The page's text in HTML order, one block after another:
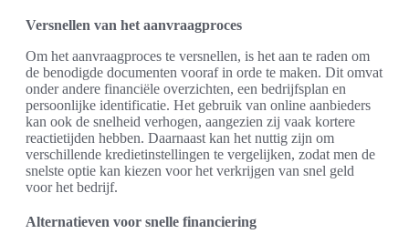
Versnellen van het aanvraagproces
Om het aanvraagproces te versnellen, is het aan te raden om
de benodigde documenten vooraf in orde te maken. Dit omvat
onder andere financiële overzichten, een bedrijfsplan en
persoonlijke identificatie. Het gebruik van online aanbieders
kan ook de snelheid verhogen, aangezien zij vaak kortere
reactietijden hebben. Daarnaast kan het nuttig zijn om
verschillende kredietinstellingen te vergelijken, zodat men de
snelste optie kan kiezen voor het verkrijgen van snel geld
voor het bedrijf.
Alternatieven voor snelle financiering